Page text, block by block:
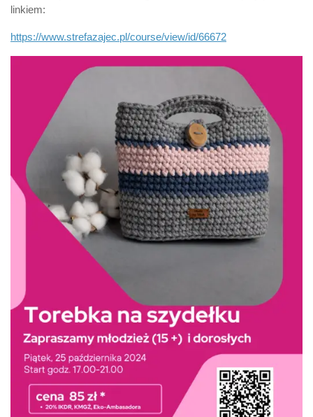
linkiem:
https://www.strefazajec.pl/course/view/id/66672